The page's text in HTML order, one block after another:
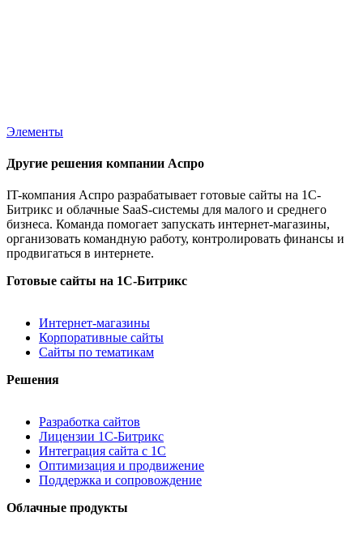
Элементы
Другие решения компании Аспро
IT-компания Аспро разрабатывает готовые сайты на 1С-
Битрикс и облачные SaaS-системы для малого и среднего
бизнеса. Команда помогает запускать интернет-магазины,
организовать командную работу, контролировать финансы и
продвигаться в интернете.
Готовые сайты на 1С-Битрикс
Интернет-магазины
Корпоративные сайты
Сайты по тематикам
Решения
Разработка сайтов
Лицензии 1С-Битрикс
Интеграция сайта с 1С
Оптимизация и продвижение
Поддержка и сопровождение
Облачные продукты